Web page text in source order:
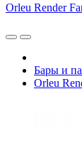
Orleu Render
Бары и
Orleu